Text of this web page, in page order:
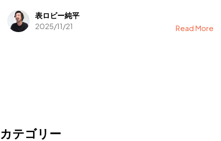
表ロビー純平
2025/11/21
Read More
カテゴリー